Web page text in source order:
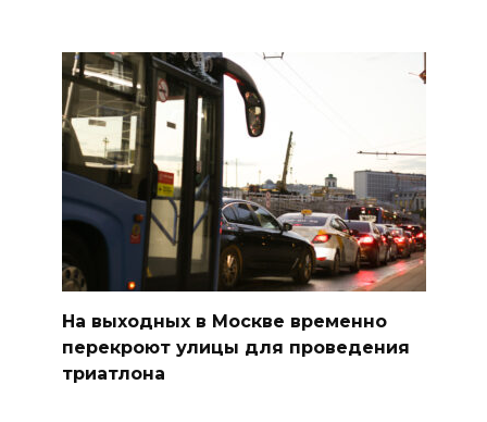
На выходных в Москве временно
перекроют улицы для проведения
триатлона